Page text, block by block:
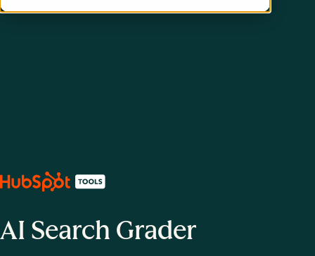
AI Search Grader